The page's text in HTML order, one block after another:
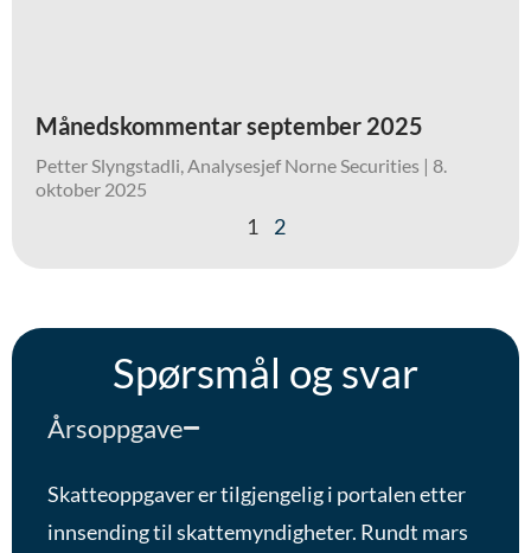
Månedskommentar september 2025
Petter Slyngstadli, Analysesjef Norne Securities
8.
oktober 2025
1 2
Spørsmål og svar
Årsoppgave
Skatteoppgaver er tilgjengelig i portalen etter
innsending til skattemyndigheter. Rundt mars